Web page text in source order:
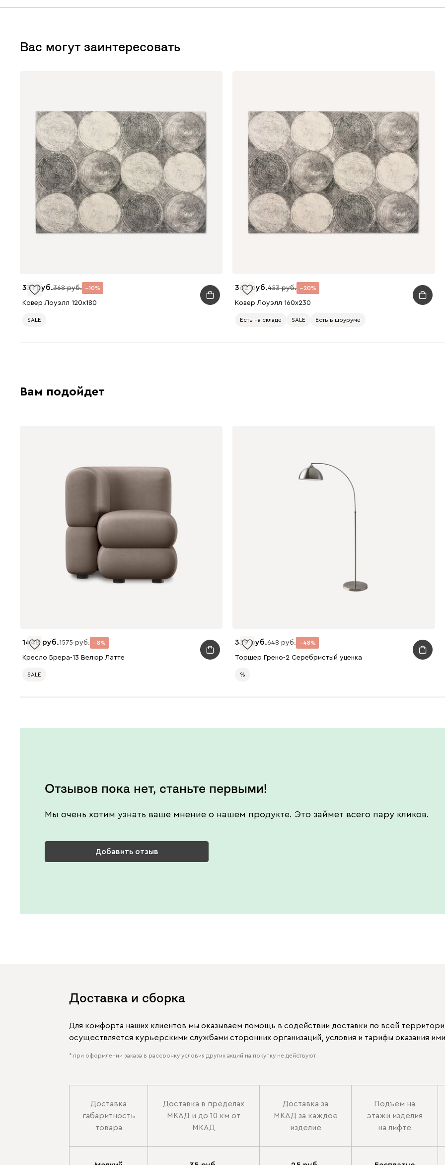
Вас могут заинтересовать
331 368 10
Ковер Лоуэлл 120x180
SALE
362 453 20
Ковер Лоуэлл 160x230
Есть на складе SALE Есть в шоуруме
Вам подойдет
1448 1575 8
Кресло Брера-13 Велюр Латте
SALE
339 648 48
Торшер Грено-2 Серебристый уценка
%
Отзывов пока нет, станьте первыми!
Мы очень хотим узнать ваше мнение о нашем продукте. Это займет всего пару кликов.
Добавить отзыв
Доставка и сборка
Для комфорта наших клиентов мы оказываем помощь в содействии доставки по всей
осуществляется курьерскими службами сторонних организаций, условия и тарифы оказания
* при оформлении заказа в рассрочку условия других акций на покупку не действуют.
Доставка
габаритность
товара
Доставка в пределах
МКАД и до 10 км от
МКАД
Доставка за
МКАД за каждое
изделие
Подъем на
этажи изделия
на лифте